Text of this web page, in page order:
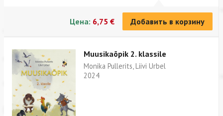
Цена: 6,75 € Добавить в корзину
Muusikaõpik 2. klassile
Monika Pullerits, Liivi Urbel
2024